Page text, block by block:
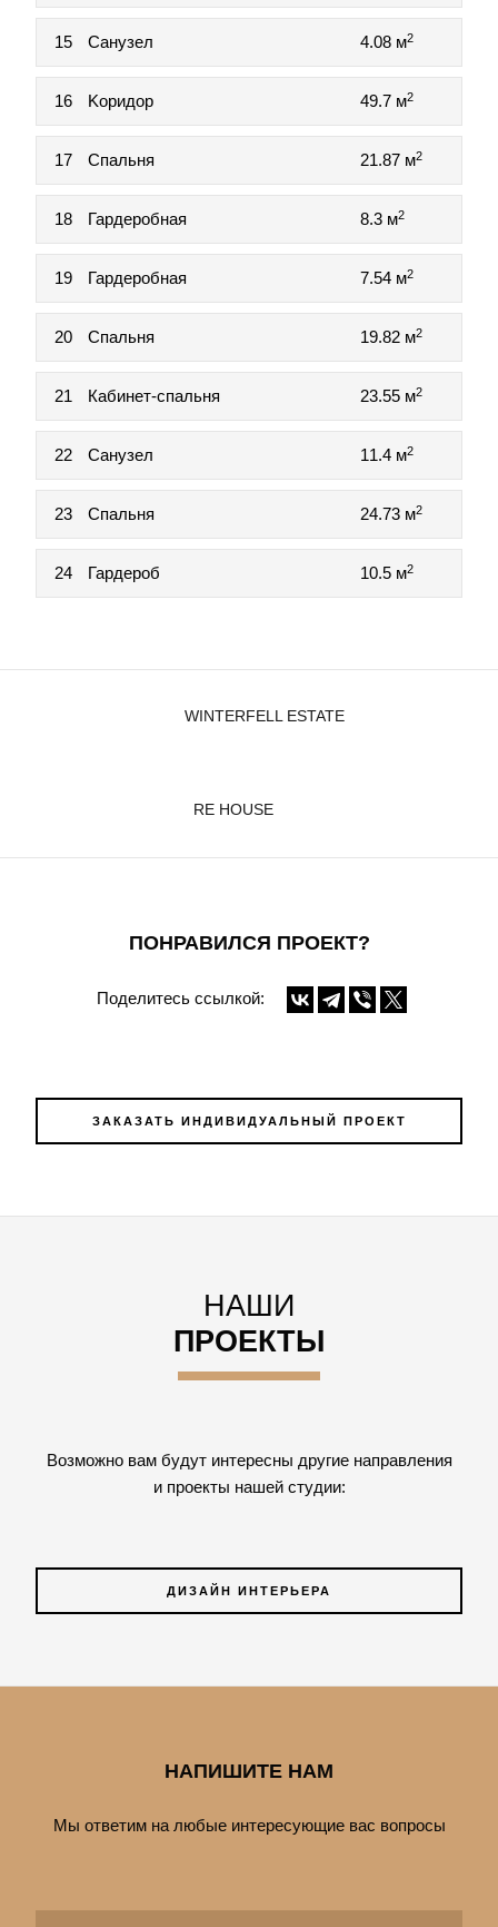
15 Санузел 4.08 м2
16 Koридop 49.7 м2
17 Спальня 21.87 м2
18 Гардеробная 8.3 м2
19 Гардеробная 7.54 м2
20 Спальня 19.82 м2
21 Кабинет-спальня 23.55 м2
22 Санузел 11.4 м2
23 Спальня 24.73 м2
24 Гардероб 10.5 м2
WINTERFELL ESTATE
RE HOUSE
ПОНРАВИЛСЯ ПРОЕКТ?
Поделитесь ссылкой:
ЗАКАЗАТЬ ИНДИВИДУАЛЬНЫЙ ПРОЕКТ
НАШИ
ПРОЕКТЫ
Возможно вам будут интересны другие направления
и проекты нашей студии:
ДИЗАЙН ИНТЕРЬЕРА
НАПИШИТЕ НАМ
Мы ответим на любые интересующие вас вопросы